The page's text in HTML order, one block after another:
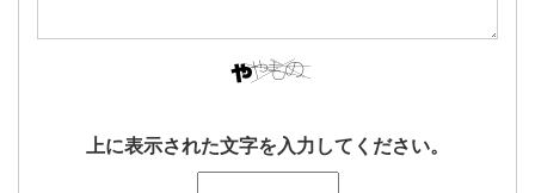
上に表示された文字を入力してください。